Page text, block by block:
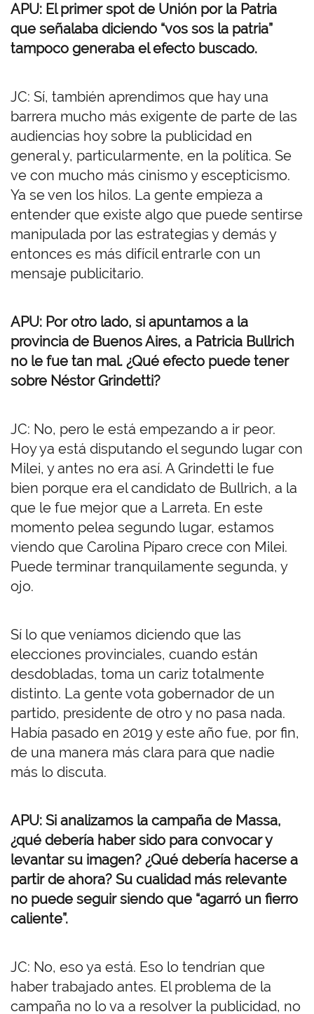
APU: El primer spot de Unión por la Patria
que señalaba diciendo “vos sos la patria”
tampoco generaba el efecto buscado.
JC: Sí, también aprendimos que hay una
barrera mucho más exigente de parte de las
audiencias hoy sobre la publicidad en
general y, particularmente, en la política. Se
ve con mucho más cinismo y escepticismo.
Ya se ven los hilos. La gente empieza a
entender que existe algo que puede sentirse
manipulada por las estrategias y demás y
entonces es más difícil entrarle con un
mensaje publicitario.
APU: Por otro lado, si apuntamos a la
provincia de Buenos Aires, a Patricia Bullrich
no le fue tan mal. ¿Qué efecto puede tener
sobre Néstor Grindetti?
JC: No, pero le está empezando a ir peor.
Hoy ya está disputando el segundo lugar con
Milei, y antes no era así. A Grindetti le fue
bien porque era el candidato de Bullrich, a la
que le fue mejor que a Larreta. En este
momento pelea segundo lugar, estamos
viendo que Carolina Píparo crece con Milei.
Puede terminar tranquilamente segunda, y
ojo.
Sí lo que veníamos diciendo que las
elecciones provinciales, cuando están
desdobladas, toma un cariz totalmente
distinto. La gente vota gobernador de un
partido, presidente de otro y no pasa nada.
Había pasado en 2019 y este año fue, por fin,
de una manera más clara para que nadie
más lo discuta.
APU: Si analizamos la campaña de Massa,
¿qué debería haber sido para convocar y
levantar su imagen? ¿Qué debería hacerse a
partir de ahora? Su cualidad más relevante
no puede seguir siendo que “agarró un fierro
caliente”.
JC: No, eso ya está. Eso lo tendrían que
haber trabajado antes. El problema de la
campaña no lo va a resolver la publicidad, no